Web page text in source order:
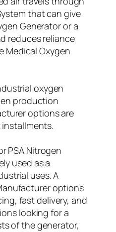
that can give
Generator or a
reduces reliance
Medical Oxygen
oxygen
production
options are
installments.
PSA Nitrogen
used as a
uses. A
options
fast delivery, and
looking for a
of the generator,